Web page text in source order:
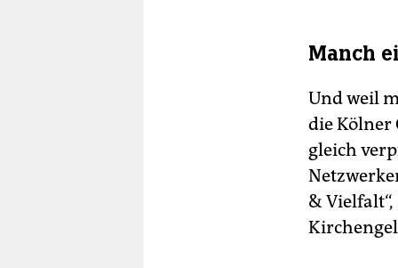
Manch
Und weil
die Kölner
gleich
&